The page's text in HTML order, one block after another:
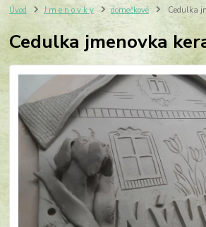
Úvod J m e n o v k y domečkové Cedulka
Cedulka jmenovka